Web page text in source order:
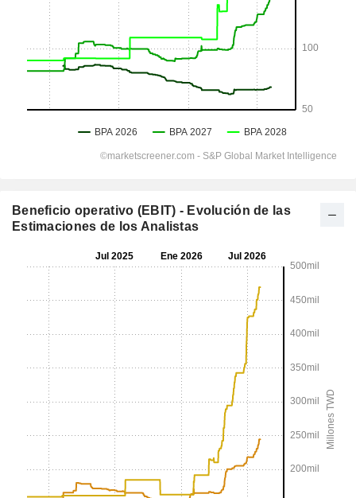
Beneficio operativo (EBIT) - Evolución de las
Estimaciones de los Analistas